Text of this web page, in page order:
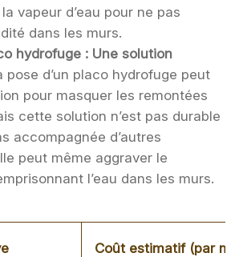
vapeur d’eau pour ne pas
dans les murs.
hydrofuge : Une solution
pose d’un placo hydrofuge peut
pour masquer les remontées
cette solution n’est pas durable
accompagnée d’autres
peut même aggraver le
l’eau dans les murs.
Coût estimatif (par